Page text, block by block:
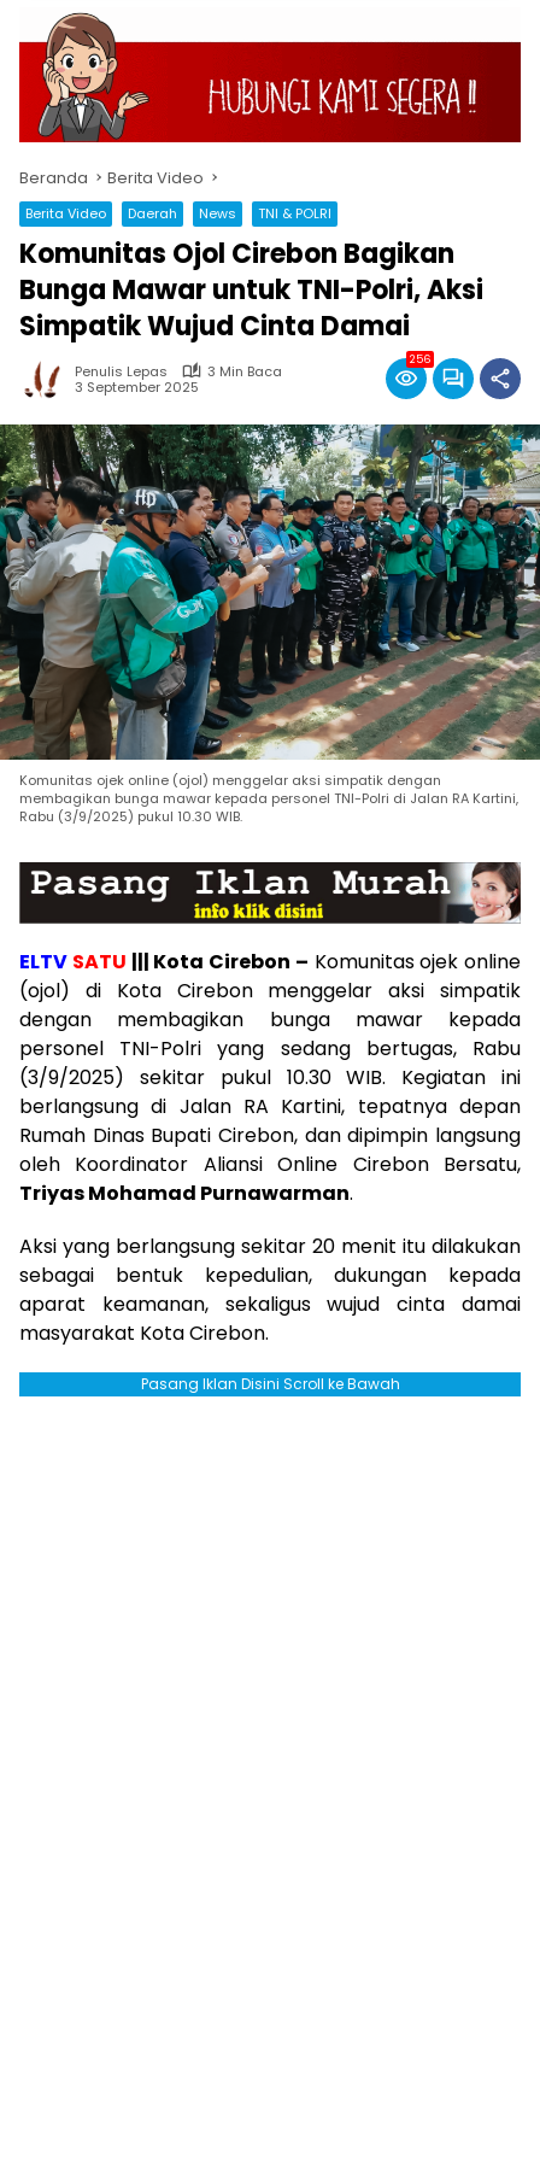
Beranda Berita Video
Berita Video Daerah News TNI & POLRI
Komunitas Ojol Cirebon Bagikan
Bunga Mawar untuk TNI-Polri, Aksi
Simpatik Wujud Cinta Damai
Penulis Lepas
3 Min Baca
3 September 2025
256
Komunitas ojek online (ojol) menggelar aksi simpatik dengan
membagikan bunga mawar kepada personel TNI-Polri di Jalan RA Kartini,
Rabu (3/9/2025) pukul 10.30 WIB.
ELTV SATU ||| Kota Cirebon – Komunitas ojek online
(ojol) di Kota Cirebon menggelar aksi simpatik
dengan membagikan bunga mawar kepada
personel TNI-Polri yang sedang bertugas, Rabu
(3/9/2025) sekitar pukul 10.30 WIB. Kegiatan ini
berlangsung di Jalan RA Kartini, tepatnya depan
Rumah Dinas Bupati Cirebon, dan dipimpin langsung
oleh Koordinator Aliansi Online Cirebon Bersatu,
Triyas Mohamad Purnawarman.
Aksi yang berlangsung sekitar 20 menit itu dilakukan
sebagai bentuk kepedulian, dukungan kepada
aparat keamanan, sekaligus wujud cinta damai
masyarakat Kota Cirebon.
Pasang Iklan Disini Scroll ke Bawah